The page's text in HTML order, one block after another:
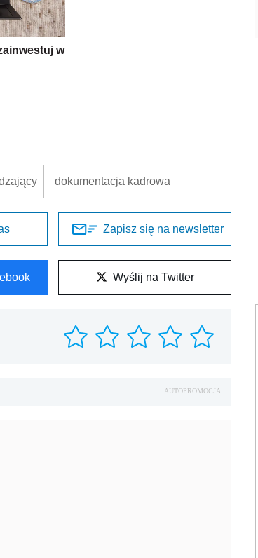
w
dokumentacja kadrowa
Zapisz się na newsletter
Wyślij na Twitter
AUTOPROMOCJA